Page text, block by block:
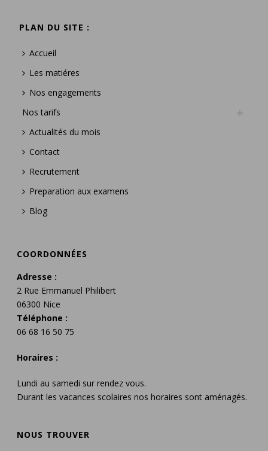
PLAN DU SITE :
Accueil
Les matiéres
Nos engagements
Nos tarifs
Actualités du mois
Contact
Recrutement
Preparation aux examens
Blog
COORDONNÉES
Adresse :
2 Rue Emmanuel Philibert
06300 Nice
Téléphone :
06 68 16 50 75
Horaires :
Lundi au samedi sur rendez vous.
Durant les vacances scolaires nos horaires sont aménagés.
NOUS TROUVER